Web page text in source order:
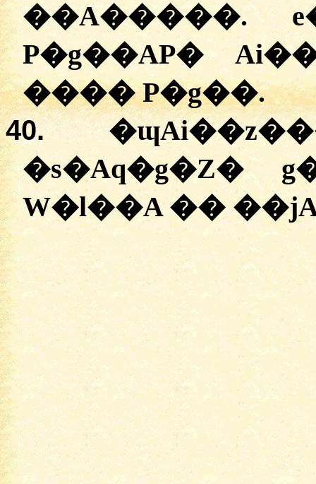
��A�����.
P�g��AP�
���� P�g��.
40.
�s�Aq�g�Z�
W�l��A ��